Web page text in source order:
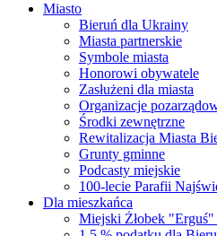
Miasto
Bieruń dla Ukrainy
Miasta partnerskie
Symbole miasta
Honorowi obywatele
Zasłużeni dla miasta
Organizacje
Środki zewnętrzne
Rewitalizacja Miasta
Grunty gminne
Podcasty miejskie
100-lecie Parafii
Dla mieszkańca
Miejski Żłobek